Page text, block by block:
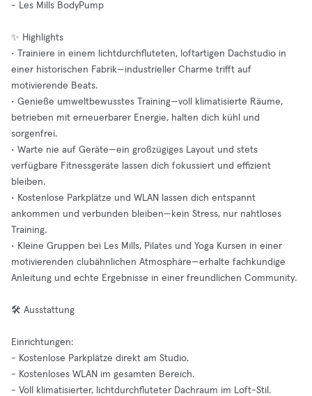
- Les Mills BodyPump
✨ Highlights
• Trainiere in einem lichtdurchfluteten, loftartigen Dachstudio in
einer historischen Fabrik—industrieller Charme trifft auf
motivierende Beats.
• Genieße umweltbewusstes Training—voll klimatisierte Räume,
betrieben mit erneuerbarer Energie, halten dich kühl und
sorgenfrei.
• Warte nie auf Geräte—ein großzügiges Layout und stets
verfügbare Fitnessgeräte lassen dich fokussiert und effizient
bleiben.
• Kostenlose Parkplätze und WLAN lassen dich entspannt
ankommen und verbunden bleiben—kein Stress, nur nahtloses
Training.
• Kleine Gruppen bei Les Mills, Pilates und Yoga Kursen in einer
motivierenden clubähnlichen Atmosphäre—erhalte fachkundige
Anleitung und echte Ergebnisse in einer freundlichen Community.
🛠️ Ausstattung
Einrichtungen:
- Kostenlose Parkplätze direkt am Studio.
- Kostenloses WLAN im gesamten Bereich.
- Voll klimatisierter, lichtdurchfluteter Dachraum im Loft-Stil.